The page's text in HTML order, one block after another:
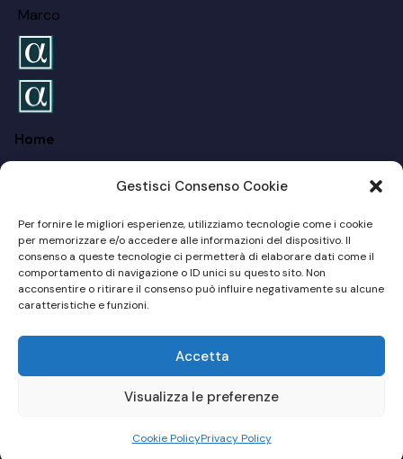
Gestisci Consenso Cookie
Per fornire le migliori esperienze, utilizziamo tecnologie come i cookie
per memorizzare e/o accedere alle informazioni del dispositivo. Il
consenso a queste tecnologie ci permetterà di elaborare dati come il
comportamento di navigazione o ID unici su questo sito. Non
acconsentire o ritirare il consenso può influire negativamente su alcune
caratteristiche e funzioni.
Accetta
Visualizza le preferenze
Cookie PolicyPrivacy Policy
Marco
Home
Per I Privati
Per Le Aziende
Blog
MD Online Consulting© 2024 – P.Iva:
Cookie Policy (UE) Privacy Policy